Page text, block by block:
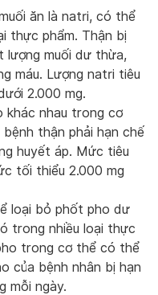
ăn là natri, có thể
thực phẩm. Thận bị
lượng muối dư thừa,
máu. Lượng natri tiêu
2.000 mg.
khác nhau trong cơ
thận phải hạn chế
huyết áp. Mức tiêu
tối thiểu 2.000 mg
loại bỏ phốt pho dư
trong nhiều loại thực
trong cơ thể có thể
của bệnh nhân bị hạn
mỗi ngày.